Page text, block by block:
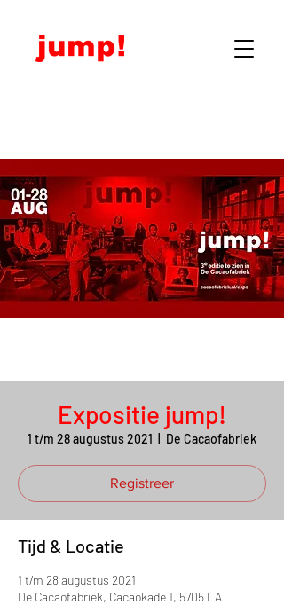
Expositie jump!
1 t/m 28 augustus 2021 De Cacaofabriek
Registreer
Tijd & Locatie
1 t/m 28 augustus 2021
De Cacaofabriek, Cacaokade 1, 5705 LA